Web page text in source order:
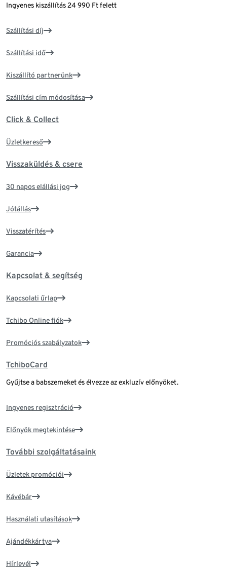
Ingyenes kiszállítás 24 990 Ft felett
Szállítási díj
Szállítási idő
Kiszállító partnerünk
Szállítási cím módosítása
Click & Collect
Üzletkereső
Visszaküldés & csere
30 napos elállási jog
Jótállás
Visszatérítés
Garancia
Kapcsolat & segítség
Kapcsolati űrlap
Tchibo Online fiók
Promóciós szabályzatok
TchiboCard
Gyűjtse a babszemeket és élvezze az exkluzív előnyöket.
Ingyenes regisztráció
Előnyök megtekintése
További szolgáltatásaink
Üzletek promóciói
Kávébár
Használati utasítások
Ajándékkártya
Hírlevél